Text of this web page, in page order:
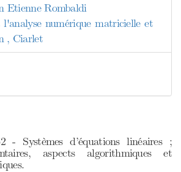
Etienne Rombaldi
numérique matricielle et
, Ciarlet
- Systèmes d’équations linéaires ;
aspects algorithmiques et